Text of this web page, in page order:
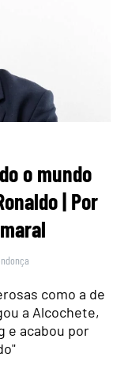
o mundo
| Por
como a de
a Alcochete,
e acabou por